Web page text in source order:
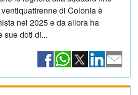
di Colonia è
nel 2025 e da allora ha
sue doti di...